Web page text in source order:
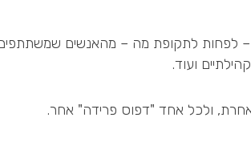
– לפחות לתקופת מה – מהאנשים
ועוד.
ולכל אחד "דפוס פרידה" אחר.